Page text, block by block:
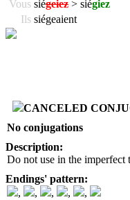
Vous siégeiez > siégiez
Ils siégeaient
CANCELED
No conjugations
Description:
Do not use in the imperfect
Endings' pattern:
,
, , ,
,